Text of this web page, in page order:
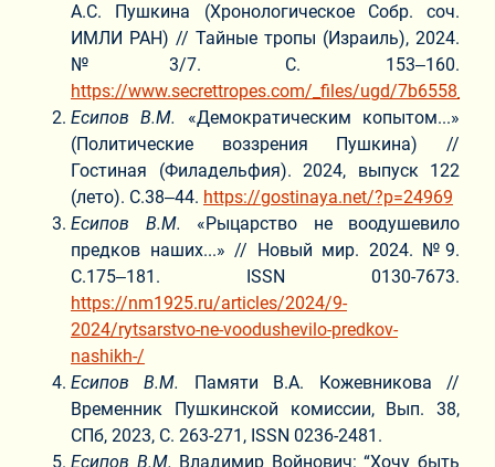
А.С. Пушкина (Хронологическое Собр. соч.
ИМЛИ РАН) // Тайные тропы (Израиль), 2024.
№3/7. С. 153‒160.
https://www.secrettropes.com/_files/ugd/
Есипов В.М.
«Демократическим копытом...»
(Политические воззрения Пушкина) //
Гостиная (Филадельфия). 2024, выпуск 122
(лето). С.38‒44. https://gostinaya.net/?p=24969
Есипов В.М. «Рыцарство не воодушевило
предков наших...» // Новый мир. 2024. №9.
С.175‒181. ISSN 0130-7673.
https://nm1925.ru/articles/2024/9-
2024/rytsarstvo-ne-voodushevilo-predkov-
nashikh-/
Есипов В.М.
Памяти В.А. Кожевникова //
Временник Пушкинской комиссии, Вып. 38,
СПб, 2023, С. 263-271, ISSN 0236-2481.
Есипов В.М. Владимир Войнович: “Хочу быть